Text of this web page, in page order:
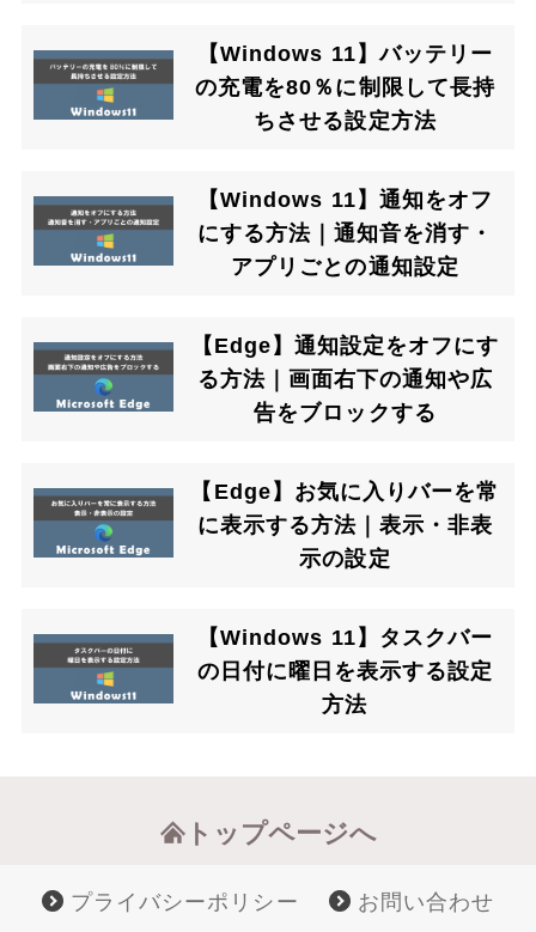
【Windows 11】バッテリー
の充電を80％に制限して長持
ちさせる設定方法
【Windows 11】通知をオフ
にする方法｜通知音を消す・
アプリごとの通知設定
【Edge】通知設定をオフにす
る方法｜画面右下の通知や広
告をブロックする
【Edge】お気に入りバーを常
に表示する方法｜表示・非表
示の設定
【Windows 11】タスクバー
の日付に曜日を表示する設定
方法
トップページへ
プライバシーポリシー お問い合わせ